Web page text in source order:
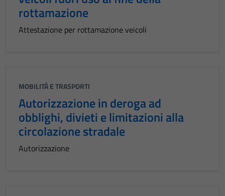
rottamazione
Attestazione per rottamazione veicoli
MOBILITÀ E TRASPORTI
Autorizzazione in deroga ad
obblighi, divieti e limitazioni alla
circolazione stradale
Autorizzazione